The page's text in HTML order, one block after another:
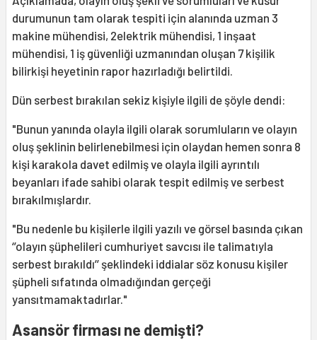
durumunun tam olarak tespiti için alanında uzman 3
makine mühendisi, 2elektrik mühendisi, 1 inşaat
mühendisi, 1 iş güvenliği uzmanından oluşan 7 kişilik
bilirkişi heyetinin rapor hazırladığı belirtildi.
Dün serbest bırakılan sekiz kişiyle ilgili de şöyle dendi:
"Bunun yanında olayla ilgili olarak sorumluların ve olayın
oluş şeklinin belirlenebilmesi için olaydan hemen sonra 8
kişi karakola davet edilmiş ve olayla ilgili ayrıntılı
beyanları ifade sahibi olarak tespit edilmiş ve serbest
bırakılmışlardır.
"Bu nedenle bu kişilerle ilgili yazılı ve görsel basında çıkan
‘’olayın şüphelileri cumhuriyet savcısı ile talimatıyla
serbest bırakıldı’’ şeklindeki iddialar söz konusu kişiler
şüpheli sıfatında olmadığından gerçeği
yansıtmamaktadırlar."
Asansör firması ne demişti?